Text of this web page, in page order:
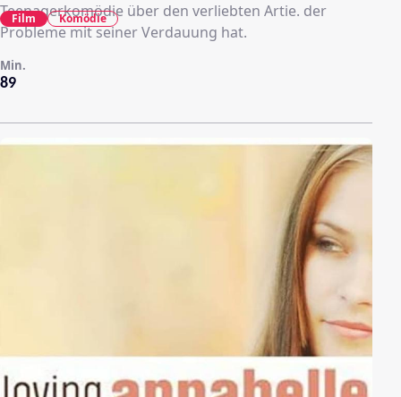
Teenagerkomödie über den verliebten Artie. der
Probleme mit seiner Verdauung hat.
89
Min.
Film Komödie